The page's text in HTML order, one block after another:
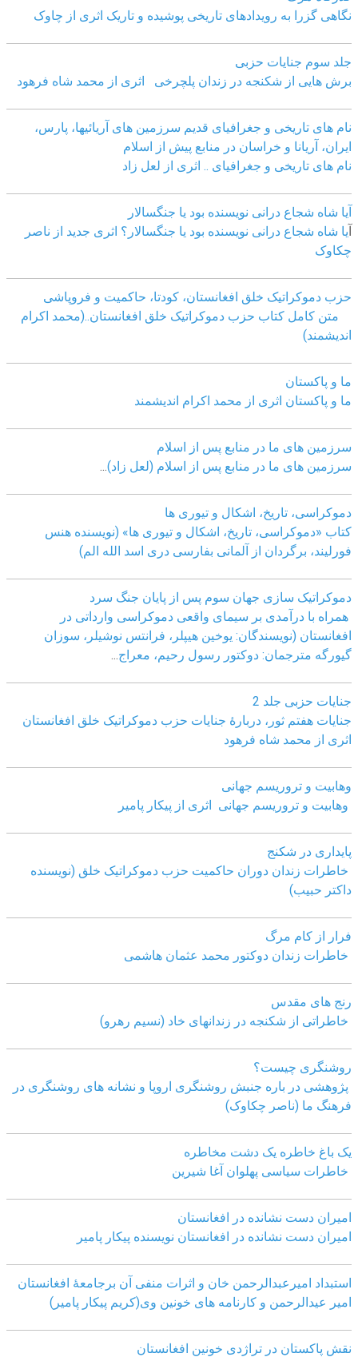
نگاهی گزرا به رویدادهای تاریخی پوشیده و تاریک اثری از چاوک
جلد سوم جنایات حزبی
برش هایی از شکنجه در زندان پلچرخی اثری از محمد شاه فرهود
نام های تاریخی و جغرافیای قدیم سرزمین های آریائیها، پارس،
ایران، آریانا و خراسان در منابع پیش از اسلام
نام های تاریخی و جغرافیای .. اثری از لعل زاد
آیا شاه شجاع درانی نویسنده بود یا جنگسالار
آیا شاه شجاع درانی نویسنده بود یا جنگسالار؟ اثری جدید از ناصر
چکاوک
حزب دموکراتیک خلق افغانستان، کودتا، حاکمیت و فروپاشی
متن کامل کتاب حزب دموکراتیک خلق افغانستان..(محمد اکرام
اندیشمند)
ما و پاکستان
ما و پاکستان اثری از محمد اکرام اندیشمند
سرزمین های ما در منابع پس از اسلام
سرزمین های ما در منابع پس از اسلام (لعل زاد)
دموکراسی، تاريخ، اشکال و تيوری ها
کتاب «دموکراسی، تاريخ، اشکال و تيوری ها» (نويسنده هنس
فورليند، برگردان از آلمانی بفارسی دری اسد الله الم)
دموکراتیک سازی جهان سوم پس از پایان جنگ سرد
همراه با درآمدی بر سیمای واقعی دموکراسی وارداتی در
افغانستان (نویسندگان: یوخین هیپلر، فرانتس نوشیلر، سوزان
گیورگه مترجمان: دوکتور رسول رحیم، معراج
جنایات حزبی جلد 2
جنایات هفتم ثور، دربارۀ جنایات حزب دموکراتیک خلق افغانستان
اثری از محمد شاه فرهود
وهابیت و تروریسم جهانی
وهابیت و تروریسم جهانی اثری از پیکار پامیر
پایداری در شکنج
خاطرات زندان دوران حاکمیت حزب دموکراتیک خلق (نویسنده
داکتر حبیب)
فرار از کام مرگ
خاطرات زندان دوکتور محمد عثمان هاشمی
رنج های مقدس
خاطراتی از شکنجه در زندانهای خاد (نسیم رهرو)
روشنگری چیست؟
پژوهشی در باره جنبش روشنگری اروپا و نشانه های روشنگری در
فرهنگ ما (ناصر چکاوک)
یک باغ خاطره یک دشت مخاطره
خاطرات سیاسی پهلوان آغا شیرین
امیران دست نشانده در افغانستان
امیران دست نشانده در افغانستان نویسنده پیکار پامیر
استبداد امیرعبدالرحمن خان و اثرات منفی آن برجامعۀ افغانستان
امیر عیدالرحمن و کارنامه های خونین وی(کریم پیکار پامیر)
نقش پاکستان در تراژدی خونین افغانستان